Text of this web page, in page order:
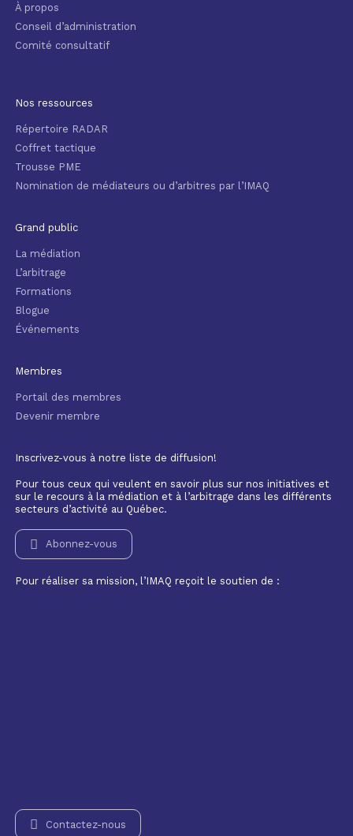
À propos
Conseil d’administration
Comité consultatif
Nos ressources
Répertoire RADAR
Coffret tactique
Trousse PME
Nomination de médiateurs ou d’arbitres par l’IMAQ
Grand public
La médiation
L’arbitrage
Formations
Blogue
Événements
Membres
Portail des membres
Devenir membre
Inscrivez-vous à notre liste de diffusion!
Pour tous ceux qui veulent en savoir plus sur nos initiatives et
sur le recours à la médiation et à l’arbitrage dans les différents
secteurs d’activité au Québec.
Abonnez-vous
Pour réaliser sa mission, l’IMAQ reçoit le soutien de :
Contactez-nous